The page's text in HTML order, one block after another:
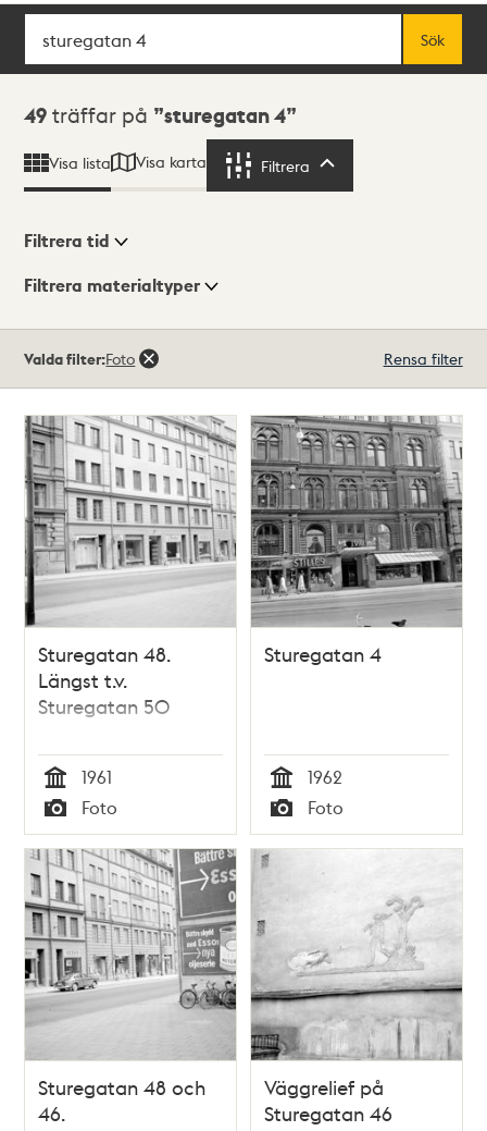
Sök
Sök
Sökresultat
49 träffar på sturegatan 4
Visa lista Visa karta Filtrera
Visningsläge
Filtrera tid
Filtrera materialtyper
träffar
Valda filter:Foto Rensa filter
Sturegatan 48.
Längst t.v.
Sturegatan 50
Tid
1961
Typ
Foto
Sturegatan 4
Tid
1962
Typ
Foto
Sturegatan 48 och
46.
Väggrelief på
Sturegatan 46